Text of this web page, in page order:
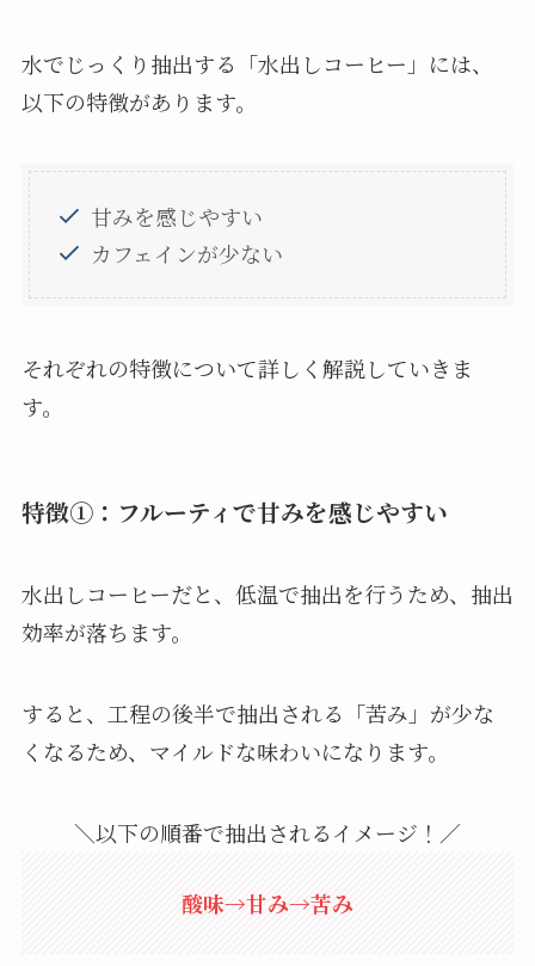
水でじっくり抽出する「水出しコーヒー」には、
以下の特徴があります。
甘みを感じやすい
カフェインが少ない
それぞれの特徴について詳しく解説していきま
す。
特徴①：フルーティで甘みを感じやすい
水出しコーヒーだと、低温で抽出を行うため、抽出
効率が落ちます。
すると、工程の後半で抽出される「苦み」が少な
くなるため、マイルドな味わいになります。
＼以下の順番で抽出されるイメージ！／
酸味→甘み→苦み